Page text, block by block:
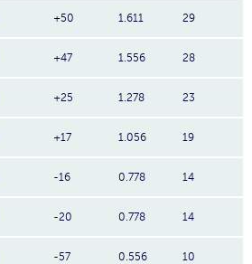
+50 1.611 29
+47 1.556 28
+25 1.278 23
+17 1.056 19
-16 0.778 14
-20 0.778 14
-57 0.556 10